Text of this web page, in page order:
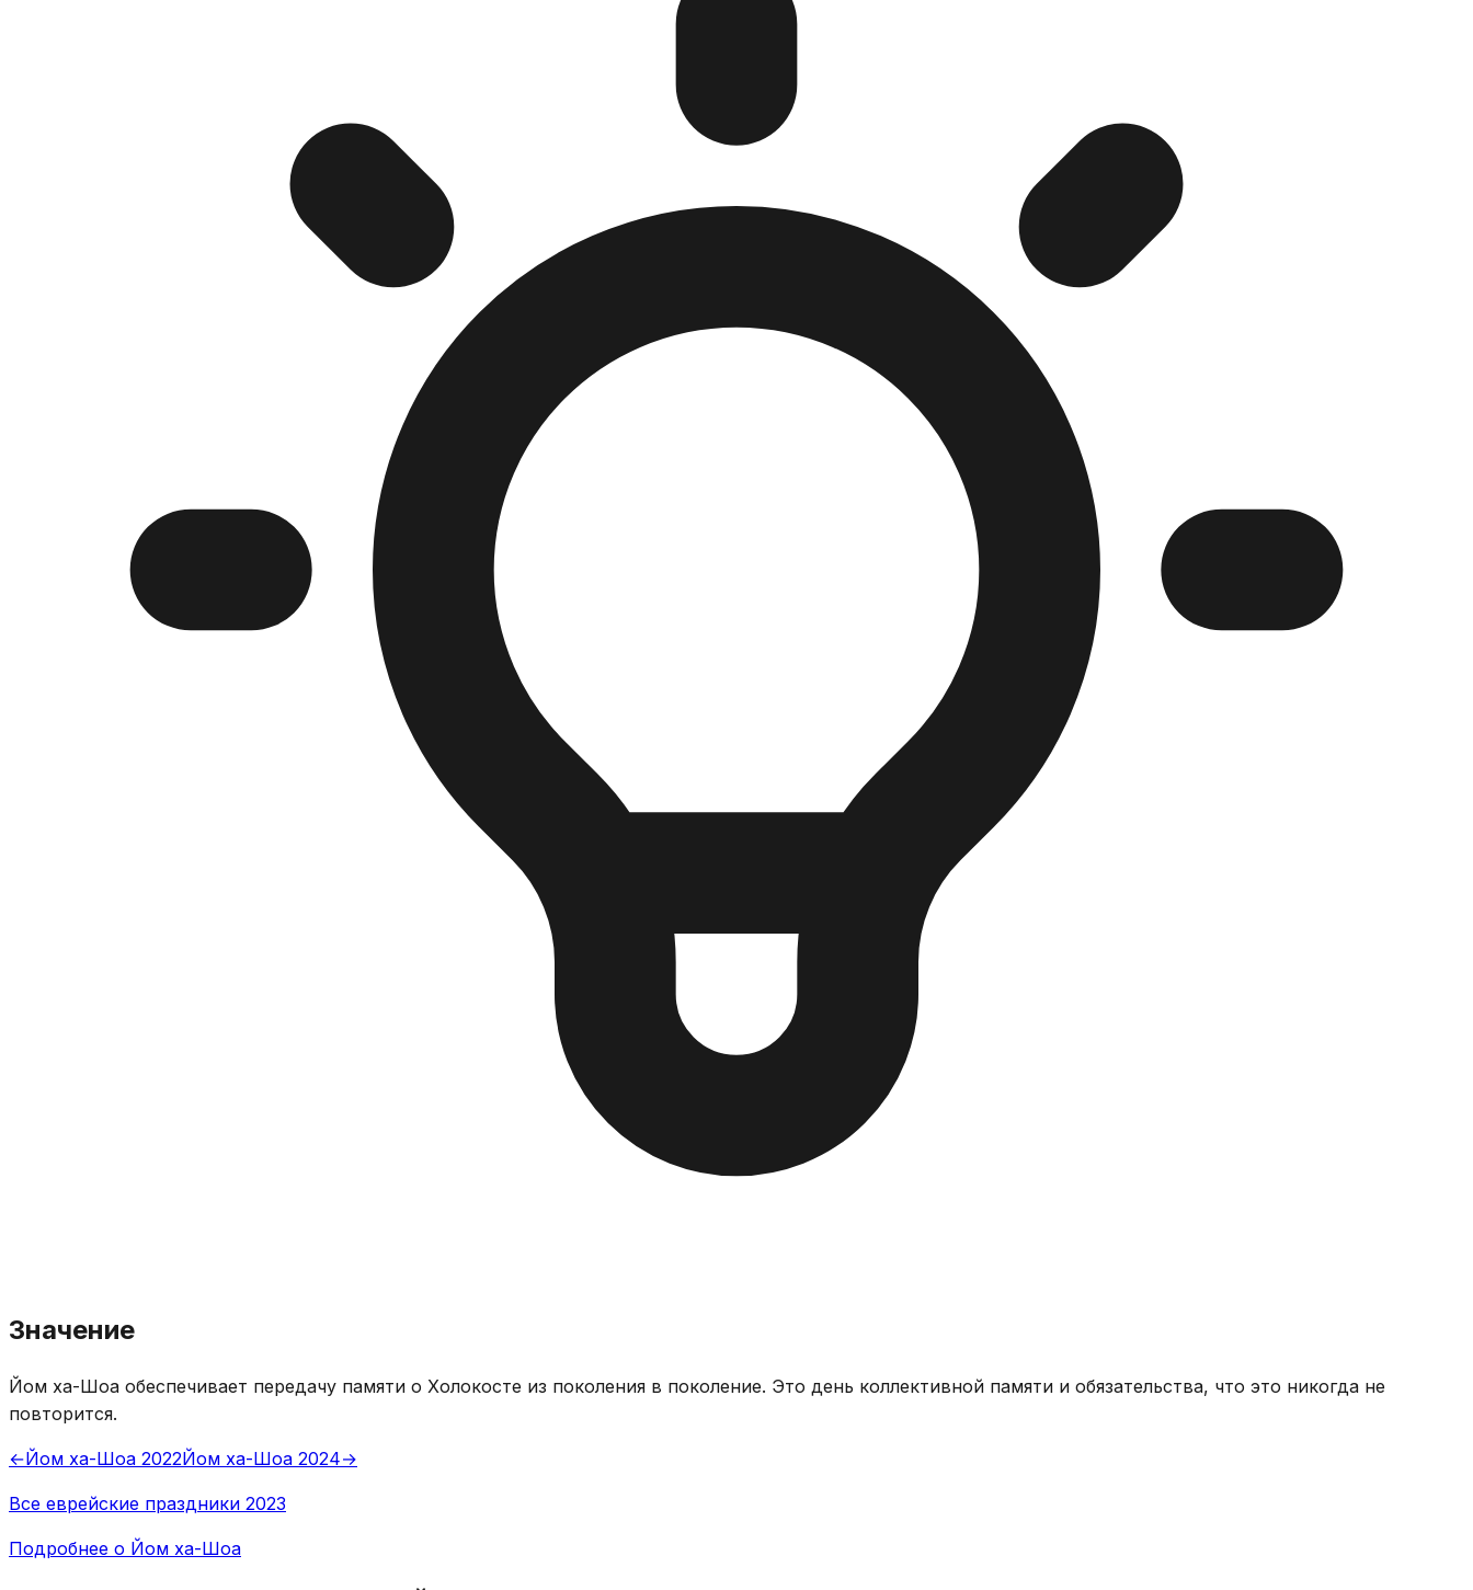
Значение
Йом ха-Шоа обеспечивает передачу памяти о Холокосте из поколения в поколение. Это день коллективной памяти и обязательства, что это никогда не
повторится.
←Йом ха-Шоа 2022Йом ха-Шоа 2024→
Все еврейские праздники 2023
Подробнее о Йом ха-Шоа